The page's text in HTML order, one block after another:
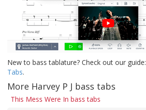
New to bass tablature? Check out our guide:
Tabs.
More Harvey P J bass tabs
This Mess Were In bass tabs